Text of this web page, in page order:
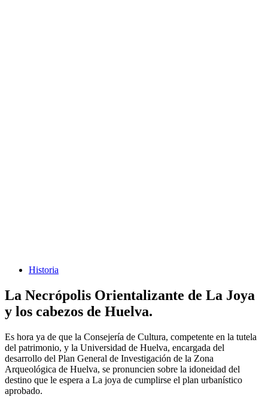
Historia
La Necrópolis Orientalizante de La Joya
y los cabezos de Huelva.
Es hora ya de que la Consejería de Cultura, competente en la tutela
del patrimonio, y la Universidad de Huelva, encargada del
desarrollo del Plan General de Investigación de la Zona
Arqueológica de Huelva, se pronuncien sobre la idoneidad del
destino que le espera a La joya de cumplirse el plan urbanístico
aprobado.